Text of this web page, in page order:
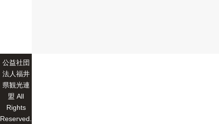
公益社団
法人福井
県観光連
盟 All
Rights
Reserved.